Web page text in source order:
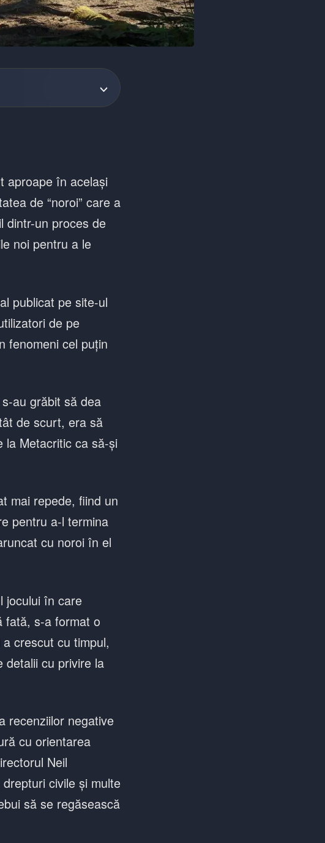
aproape în același
de “noroi” care a
dintr-un proces de
noi pentru a le
publicat pe site-ul
de pe
fenomeni cel puțin
au grăbit să dea
de scurt, era să
la Metacritic ca să-și
mai repede, fiind un
pentru a-l termina
cu noroi în el
jocului în care
fată, s-a format o
crescut cu timpul,
detalii cu privire la
recenziilor negative
cu orientarea
Neil
civile și multe
să se regăsească